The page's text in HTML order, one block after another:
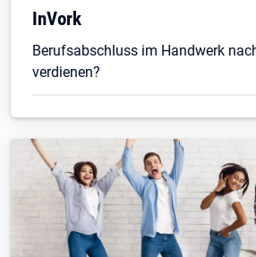
InVork
Berufsabschluss im Handwerk
verdienen?